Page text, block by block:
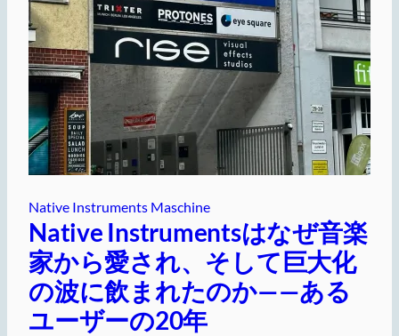
Native Instruments Maschine
Native Instrumentsはなぜ音楽
家から愛され、そして巨大化
の波に飲まれたのか——ある
ユーザーの20年